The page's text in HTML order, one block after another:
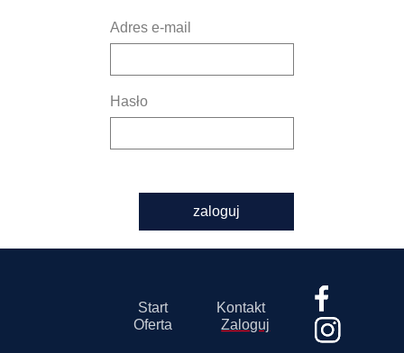
Adres e-mail
Hasło
zaloguj
Start
Kontakt
Oferta
Zaloguj